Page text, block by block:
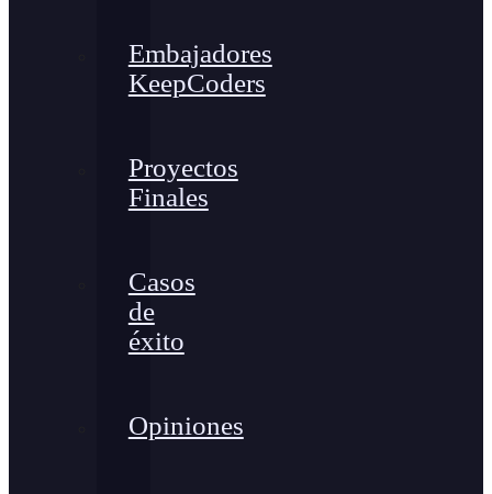
Embajadores
KeepCoders
Proyectos
Finales
Casos
de
éxito
Opiniones